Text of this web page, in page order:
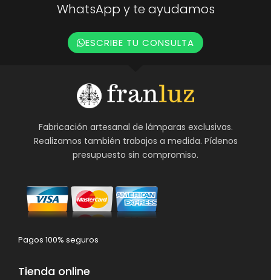
WhatsApp y te ayudamos
ESCRIBE TU CONSULTA
Fabricación artesanal de lámparas exclusivas.
Realizamos también trabajos a medida. Pídenos
presupuesto sin compromiso.
Pagos 100% seguros
Tienda online